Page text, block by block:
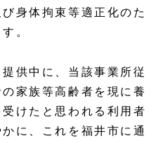
身体拘束等適正化のた
。
供中に、当該事業所従
家族等高齢者を現に養
けたと思われる利用者
に、これを福井市に通